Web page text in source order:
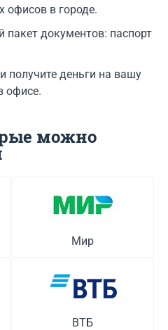
офисов в городе.
пакет документов: паспорт
получите деньги на вашу
офисе.
можно
Мир
ВТБ